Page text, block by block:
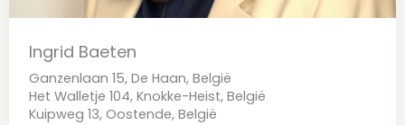
Ingrid Baeten
Ganzenlaan 15, De Haan, België
Het Walletje 104, Knokke-Heist, België
Kuipweg 13, Oostende, België